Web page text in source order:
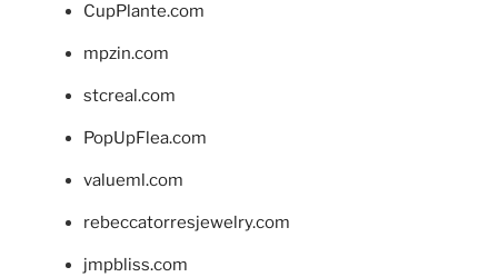
CupPlante.com
mpzin.com
stcreal.com
PopUpFlea.com
valueml.com
rebeccatorresjewelry.com
jmpbliss.com